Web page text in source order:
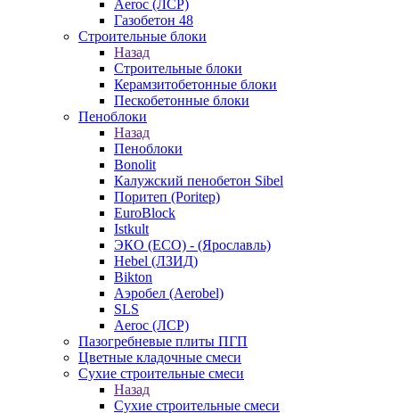
Aeroc (ЛСР)
Газобетон 48
Строительные блоки
Назад
Строительные блоки
Керамзитобетонные блоки
Пескобетонные блоки
Пеноблоки
Назад
Пеноблоки
Bonolit
Калужский пенобетон Sibel
Поритеп (Poritep)
EuroBlock
Istkult
ЭКО (ECO) - (Ярославль)
Hebel (ЛЗИД)
Bikton
Аэробел (Aerobel)
SLS
Aeroc (ЛСР)
Пазогребневые плиты ПГП
Цветные кладочные смеси
Сухие строительные смеси
Назад
Сухие строительные смеси